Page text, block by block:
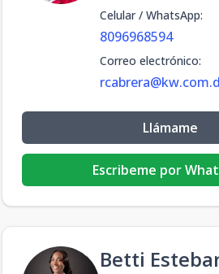
Celular / WhatsApp:
8096968594
Correo electrónico:
Llámame
Escribeme por
Betti